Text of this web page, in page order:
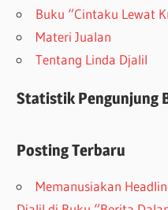
Buku “Cintaku Lewat
Materi Jualan
Tentang Linda Djalil
Statistik Pengunjung
Posting Terbaru
Memanusiakan